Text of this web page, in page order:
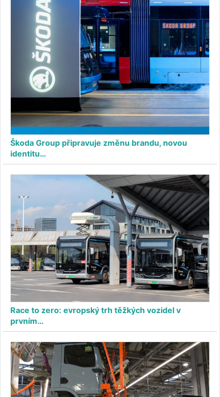
Škoda Group připravuje změnu brandu, novou
identitu…
Race to zero: evropský trh těžkých vozidel v
prvním…